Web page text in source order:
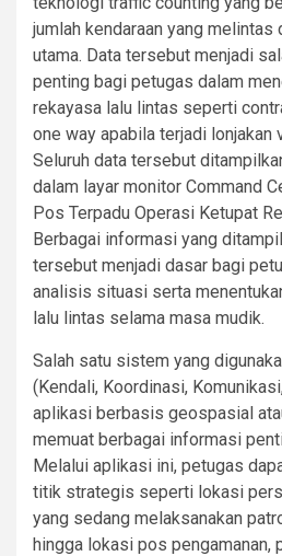
jumlah kendaraan yang melintas
utama. Data tersebut menjadi
penting bagi petugas dalam
rekayasa lalu lintas seperti
one way apabila terjadi lonjakan
Seluruh data tersebut
dalam layar monitor Command
Pos Terpadu Operasi Ketupat
Berbagai informasi yang
tersebut menjadi dasar bagi
analisis situasi serta
lalu lintas selama masa mudik.
Salah satu sistem yang
(Kendali, Koordinasi,
aplikasi berbasis geospasial
memuat berbagai informasi
Melalui aplikasi ini, petugas
titik strategis seperti lokasi
yang sedang melaksanakan
hingga lokasi pos pengamanan,